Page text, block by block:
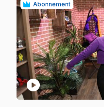
Abonnement
play_circle